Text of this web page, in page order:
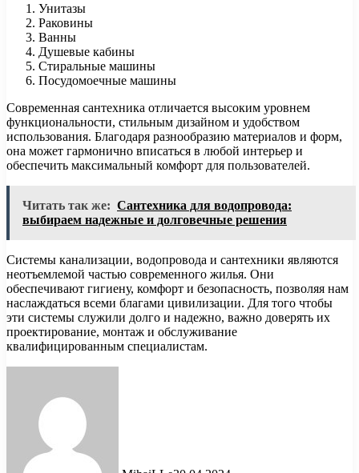
Унитазы
Раковины
Ванны
Душевые кабины
Стиральные машины
Посудомоечные машины
Современная сантехника отличается высоким уровнем
функциональности, стильным дизайном и удобством
использования. Благодаря разнообразию материалов и форм,
она может гармонично вписаться в любой интерьер и
обеспечить максимальный комфорт для пользователей.
Читать так же: Сантехника для водопровода:
выбираем надежные и долговечные решения
Системы канализации, водопровода и сантехники являются
неотъемлемой частью современного жилья. Они
обеспечивают гигиену, комфорт и безопасность, позволяя нам
наслаждаться всеми благами цивилизации. Для того чтобы
эти системы служили долго и надежно, важно доверять их
проектирование, монтаж и обслуживание
квалифицированным специалистам.